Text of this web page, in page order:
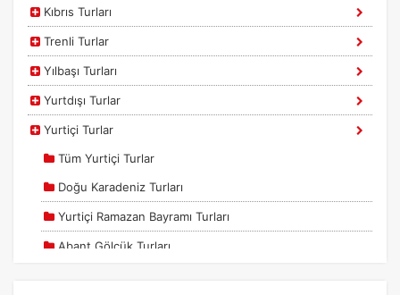
Kıbrıs Turları
Trenli Turlar
Yılbaşı Turları
Yurtdışı Turlar
Yurtiçi Turlar
Tüm Yurtiçi Turlar
Doğu Karadeniz Turları
Yurtiçi Ramazan Bayramı Turları
Abant Gölcük Turları